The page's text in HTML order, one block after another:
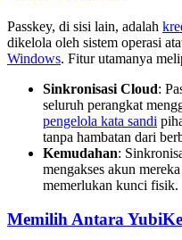
Passkey, di sisi lain, adalah
dikelola oleh sistem operasi
Windows. Fitur utamanya
Sinkronisasi Cloud:
seluruh perangkat
pengelola kata sandi
tanpa hambatan dari
Kemudahan:
mengakses akun
memerlukan kunci fisik.
Memilih Antara